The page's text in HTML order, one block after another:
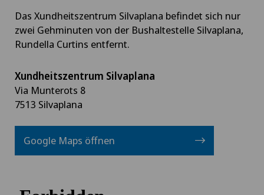
Das Xundheitszentrum Silvaplana befindet sich nur
zwei Gehminuten von der Bushaltestelle Silvaplana,
Rundella Curtins entfernt.
Xundheitszentrum Silvaplana
Via Munterots 8
7513 Silvaplana
Google Maps öffnen